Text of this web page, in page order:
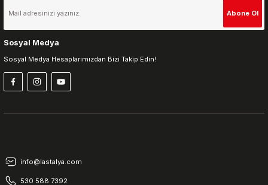
Abone Ol
Sosyal Medya
Sosyal Medya Hesaplarımızdan Bizi Takip Edin!
info@lastalya.com
530 588 7392